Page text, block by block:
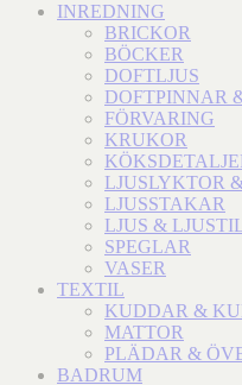
INREDNING
BRICKOR
BÖCKER
DOFTLJUS
DOFTPINNAR
FÖRVARING
KRUKOR
LJUSLYKTOR
LJUSSTAKAR
LJUS &
SPEGLAR
VASER
TEXTIL
KUDDAR &
MATTOR
PLÄDAR &
BADRUM